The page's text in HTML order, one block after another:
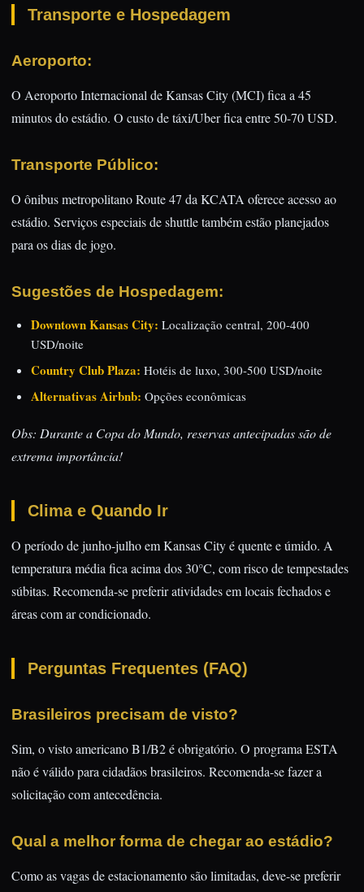
Transporte e Hospedagem
Aeroporto:
O Aeroporto Internacional de Kansas City (MCI) fica a 45
minutos do estádio. O custo de táxi/Uber fica entre 50-70 USD.
Transporte Público:
O ônibus metropolitano Route 47 da KCATA oferece acesso ao
estádio. Serviços especiais de shuttle também estão planejados
para os dias de jogo.
Sugestões de Hospedagem:
Downtown Kansas City: Localização central, 200-400
USD/noite
Country Club Plaza: Hotéis de luxo, 300-500 USD/noite
Alternativas Airbnb: Opções econômicas
Obs: Durante a Copa do Mundo, reservas antecipadas são de
extrema importância!
Clima e Quando Ir
O período de junho-julho em Kansas City é quente e úmido. A
temperatura média fica acima dos 30°C, com risco de tempestades
súbitas. Recomenda-se preferir atividades em locais fechados e
áreas com ar condicionado.
Perguntas Frequentes (FAQ)
Brasileiros precisam de visto?
Sim, o visto americano B1/B2 é obrigatório. O programa ESTA
não é válido para cidadãos brasileiros. Recomenda-se fazer a
solicitação com antecedência.
Qual a melhor forma de chegar ao estádio?
Como as vagas de estacionamento são limitadas, deve-se preferir